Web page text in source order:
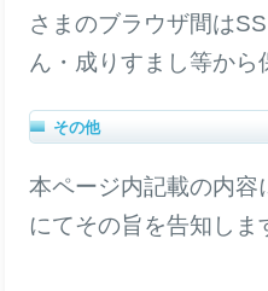
さまのブラウザ間は
ん・成りすまし等から
その他
本ページ内記載の内容
にてその旨を告知しま